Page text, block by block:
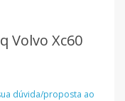
Volvo Xc60
dúvida/proposta ao